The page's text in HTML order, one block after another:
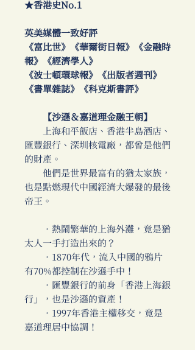
★香港史No.1
英美媒體一致好評
《富比世》《華爾街日報》《金融時
報》《經濟學人》
《波士頓環球報》《出版者週刊》
《書單雜誌》《科克斯書評》
【沙遜＆嘉道理金融王朝】
上海和平飯店、香港半島酒店、
匯豐銀行、深圳核電廠，都曾是他們
的財產。
他們是世界最富有的猶太家族，
也是點燃現代中國經濟大爆發的最後
帝王。
．熱鬧繁華的上海外灘，竟是猶
太人一手打造出來的？
．1870年代，流入中國的鴉片
有70%都控制在沙遜手中！
．匯豐銀行的前身「香港上海銀
行」，也是沙遜的資產！
．1997年香港主權移交，竟是
嘉道理居中協調！